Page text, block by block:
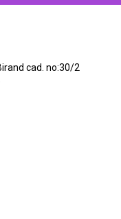
cad. no:30/2